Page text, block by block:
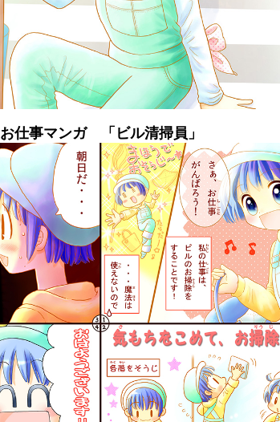
お仕事マンガ 「ビル清掃員」